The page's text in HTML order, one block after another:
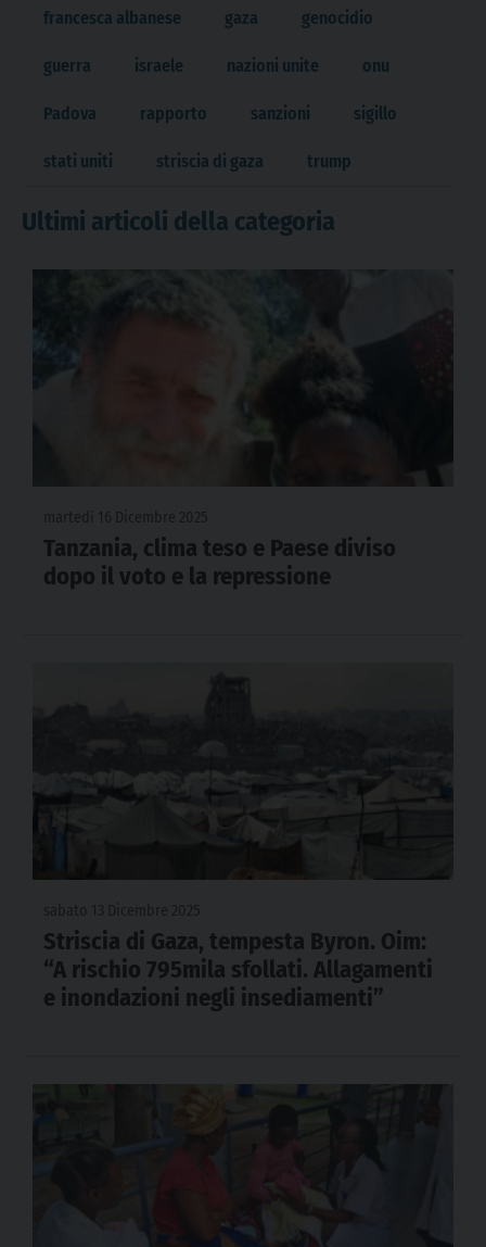
francesca albanese gaza genocidio
guerra israele nazioni unite onu
Padova rapporto sanzioni sigillo
stati uniti striscia di gaza trump
Ultimi articoli della categoria
Tanzania, clima teso e Paese diviso
dopo il voto e la repressione
Striscia di Gaza, tempesta Byron. Oim:
“A rischio 795mila sfollati. Allagamenti
e inondazioni negli insediamenti”